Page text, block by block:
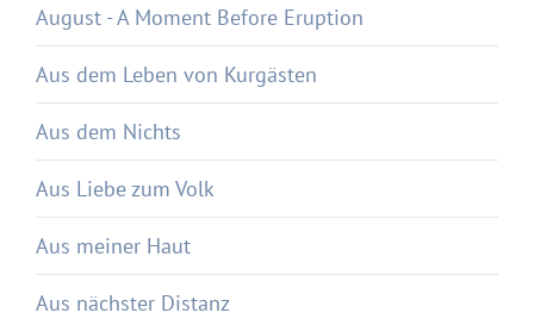
August - A Moment Before Eruption
Aus dem Leben von Kurgästen
Aus dem Nichts
Aus Liebe zum Volk
Aus meiner Haut
Aus nächster Distanz